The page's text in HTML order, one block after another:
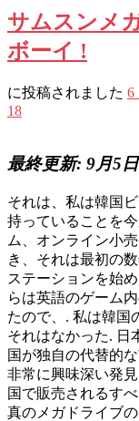
サムスンメ
ボーイ !
に投稿されました 6
18
最終更新: 9月5
それは、私は韓国
持っていることを
ム、オンライン小
き、それは最初の
ステーションを始
らは英語のゲーム
たので、. 私は韓国
それはなかった. 日
国が独自の代替的
非常に興味深い発
国で販売されるす
真のメガドライブ